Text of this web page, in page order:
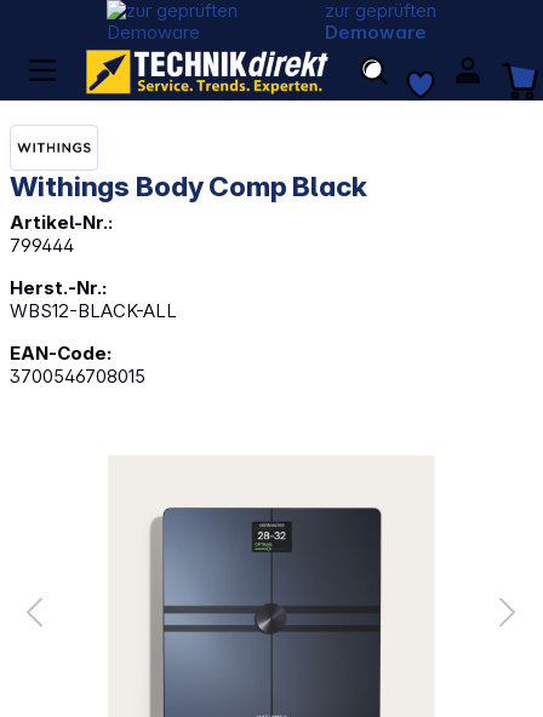
zur geprüften
Demoware
Withings Body Comp Black
Artikel-Nr.:
799444
Herst.-Nr.:
WBS12-BLACK-ALL
EAN-Code:
3700546708015